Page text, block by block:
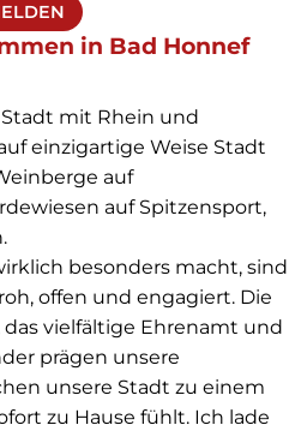
in Bad Honnef
mit Rhein und
einzigartige Weise Stadt
auf
auf Spitzensport,
besonders macht, sind
offen und engagiert. Die
vielfältige Ehrenamt und
prägen unsere
unsere Stadt zu einem
zu Hause fühlt. Ich lade